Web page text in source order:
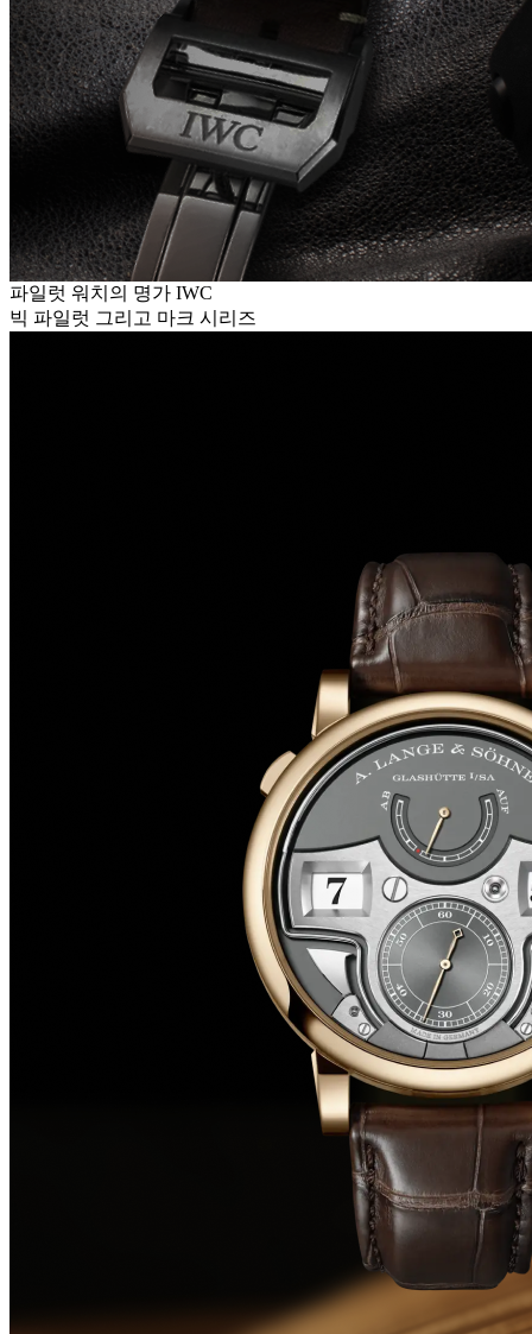
파일럿 워치의 명가 IWC
빅 파일럿 그리고 마크 시리즈